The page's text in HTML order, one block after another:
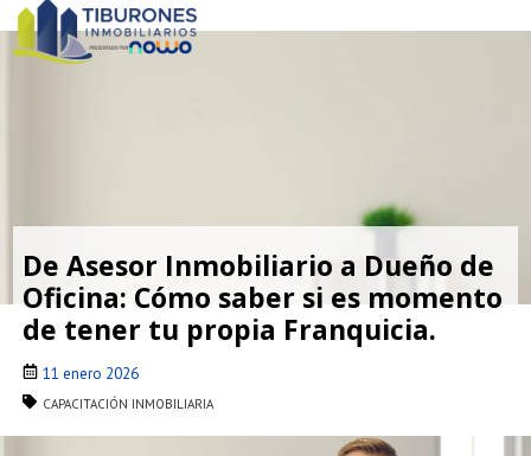
De Asesor Inmobiliario a Dueño de
Oficina: Cómo saber si es momento
de tener tu propia Franquicia.
11 enero 2026
CAPACITACIÓN INMOBILIARIA